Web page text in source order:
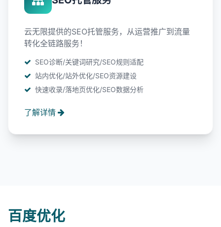
云无限提供的SEO托管服务，从运营推广到流量
转化全链路服务！
SEO诊断/关键词研究/SEO规则适配
站内优化/站外优化/SEO资源建设
快速收录/落地页优化/SEO数据分析
了解详情
百度优化